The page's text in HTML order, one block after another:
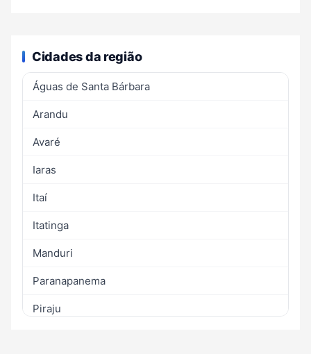
Cidades da região
Águas de Santa Bárbara
Arandu
Avaré
Iaras
Itaí
Itatinga
Manduri
Paranapanema
Piraju